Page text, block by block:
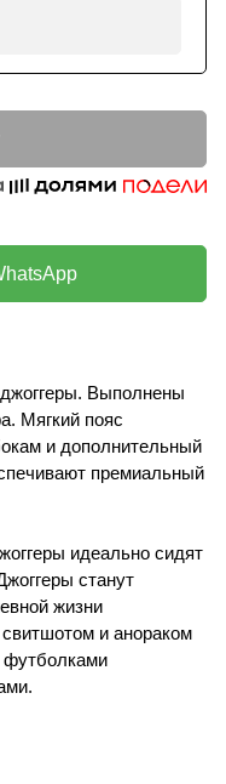
Выполнены
Мягкий пояс
и дополнительный
премиальный
идеально сидят
станут
жизни
и анораком
футболками